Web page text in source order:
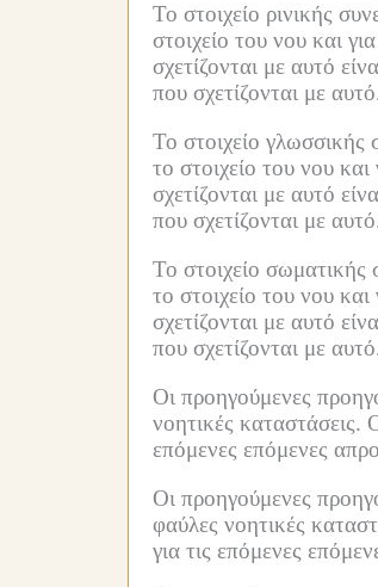
Το στοιχείο ρινικής
στοιχείο του νου και
σχετίζονται με αυτό
που σχετίζονται με
Το στοιχείο γλωσσικής
το στοιχείο του νου και
σχετίζονται με αυτό
που σχετίζονται με
Το στοιχείο σωματικής
το στοιχείο του νου και
σχετίζονται με αυτό
που σχετίζονται με
Οι προηγούμενες
νοητικές καταστάσεις.
επόμενες επόμενες
Οι προηγούμενες
φαύλες νοητικές
για τις επόμενες